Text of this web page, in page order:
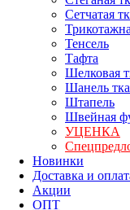
Сетчатая
Тенсель
Тафта
Шелковая
Шанель
Штапель
Швейная
УЦЕНКА
Новинки
Доставка и
Акции
ОПТ